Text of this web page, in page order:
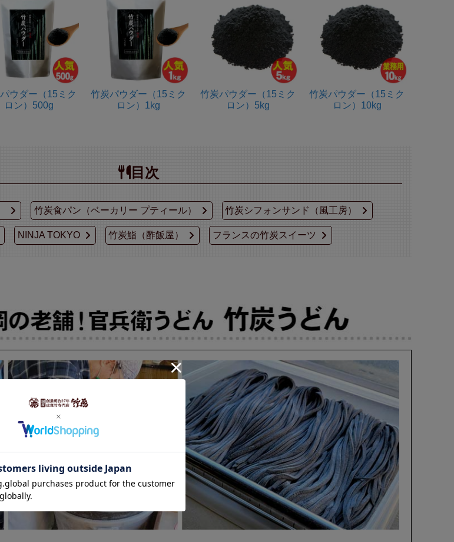
ウダー（15ミク
ロン）500g
竹炭パウダー（15ミク
ロン）1kg
竹炭パウダー（15ミク
ロン）5kg
竹炭パウダー（15ミク
ロン）10kg
目次
竹炭食パン（ベーカリー プティール） 竹炭シフォンサンド（風工房）
NINJA TOKYO 竹炭鮨（酢飯屋） フランスの竹炭スイーツ